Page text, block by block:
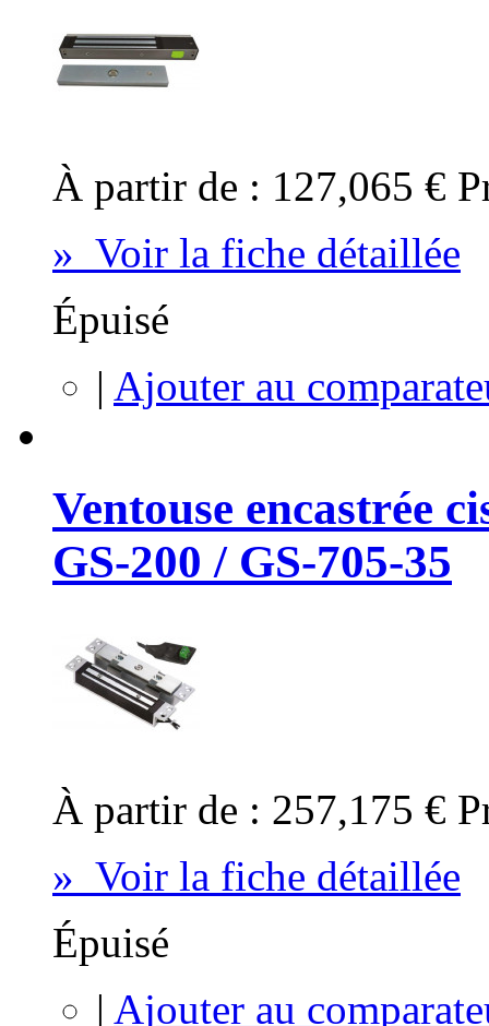
À partir de : 127,065 €
» Voir la fiche détaillée
Épuisé
| Ajouter au
Ventouse encastrée
GS-200 / GS-705-35
À partir de : 257,175 €
» Voir la fiche détaillée
Épuisé
| Ajouter au